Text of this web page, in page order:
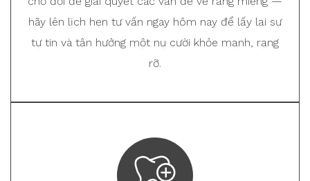
hãy lên lịch hẹn tư vấn ngay hôm nay để lấy lại sự
tự tin và tận hưởng một nụ cười khỏe mạnh, rạng
rỡ.